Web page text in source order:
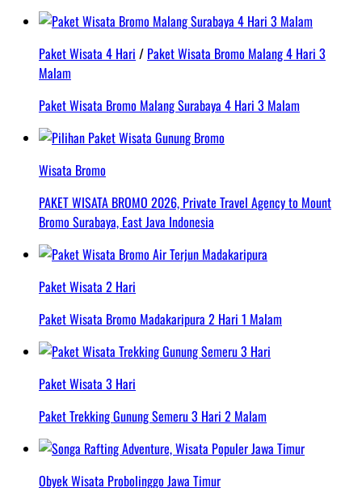
Paket Wisata 4 Hari / Paket Wisata Bromo Malang 4 Hari 3
Malam
Paket Wisata Bromo Malang Surabaya 4 Hari 3 Malam
Wisata Bromo
PAKET WISATA BROMO 2026, Private Travel Agency to Mount
Bromo Surabaya, East Java Indonesia
Paket Wisata 2 Hari
Paket Wisata Bromo Madakaripura 2 Hari 1 Malam
Paket Wisata 3 Hari
Paket Trekking Gunung Semeru 3 Hari 2 Malam
Obyek Wisata Probolinggo Jawa Timur